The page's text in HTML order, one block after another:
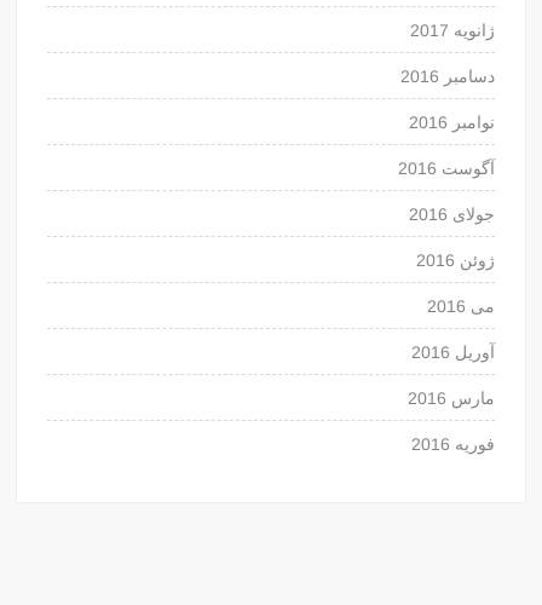
ژانویه 2017
دسامبر 2016
نوامبر 2016
آگوست 2016
جولای 2016
ژوئن 2016
می 2016
آوریل 2016
مارس 2016
فوریه 2016